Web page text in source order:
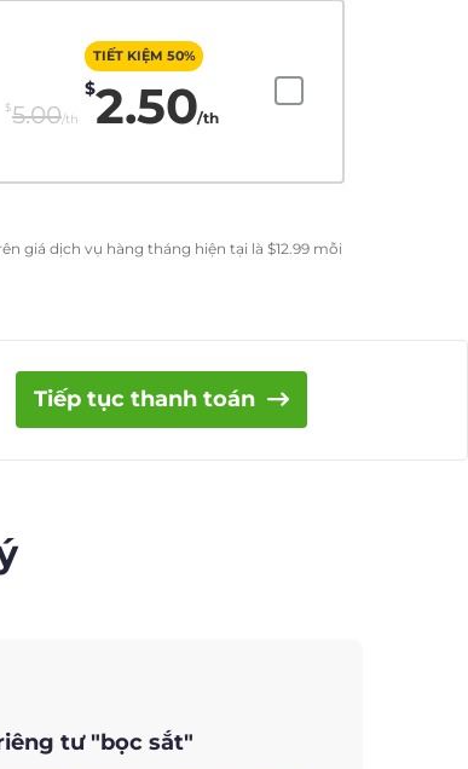
$5.00/th
TIẾT KIỆM 50%
$2.50/th
giá dịch vụ hàng tháng hiện tại là $12.99mỗi
Tiếp tục thanh toán
tư "bọc sắt"